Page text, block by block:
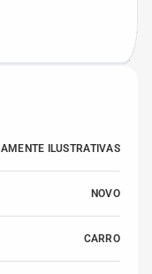
ILUSTRATIVAS
NOVO
CARRO